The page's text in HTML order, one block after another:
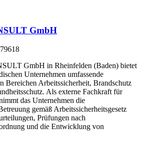
GmbH
GmbH in Rheinfelden (Baden) bietet
Unternehmen umfassende
Bereichen Arbeitssicherheit, Brandschutz
Als externe Fachkraft für
das Unternehmen die
gemäß Arbeitssicherheitsgesetz
Prüfungen nach
und die Entwicklung von